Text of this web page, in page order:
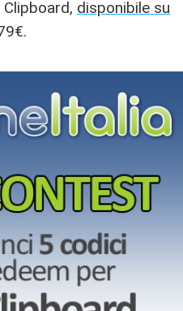
Clipboard, disponibile su